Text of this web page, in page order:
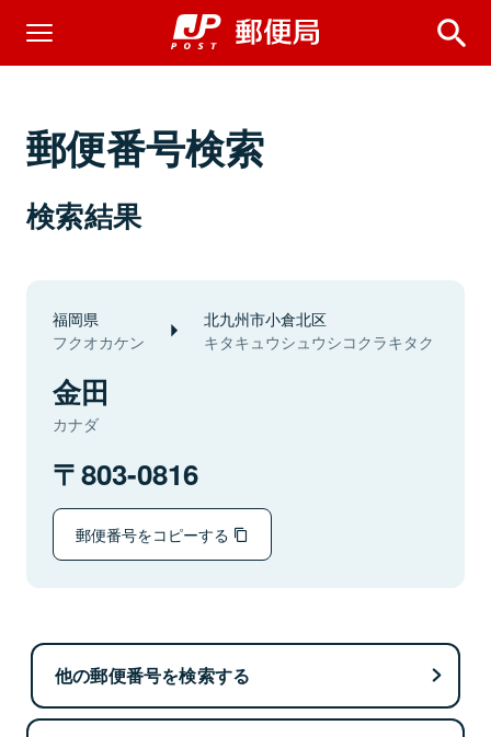
郵便番号検索
検索結果
福岡県
フクオカケン
北九州市小倉北区
キタキュウシュウシコクラキタク
金田
カナダ
803-0816
郵便番号をコピーする
他の郵便番号を検索する